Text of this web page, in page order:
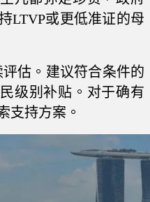
LTVP或更低准证的母
估。建议符合条件的
级别补贴。对于确有
支持方案。